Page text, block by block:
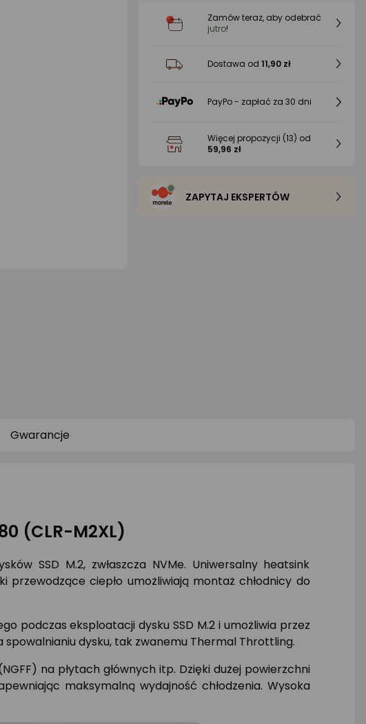
Zamów teraz, aby odebrać
jutro!
Dostawa od 11,90 zł
PayPo - zapłać za 30 dni
Więcej propozycji (13) od
59,96 zł
ZAPYTAJ EKSPERTÓW
Gwarancje
(CLR-M2XL)
SSD M.2, zwłaszcza NVMe. Uniwersalny heatsink
ciepło umożliwiają montaż chłodnicy do
podczas eksploatacji dysku SSD M.2 i umożliwia przez
spowalnianiu dysku, tak zwanemu Thermal Throttling.
na płytach głównych itp. Dzięki dużej powierzchni
maksymalną wydajność chłodzenia. Wysoka